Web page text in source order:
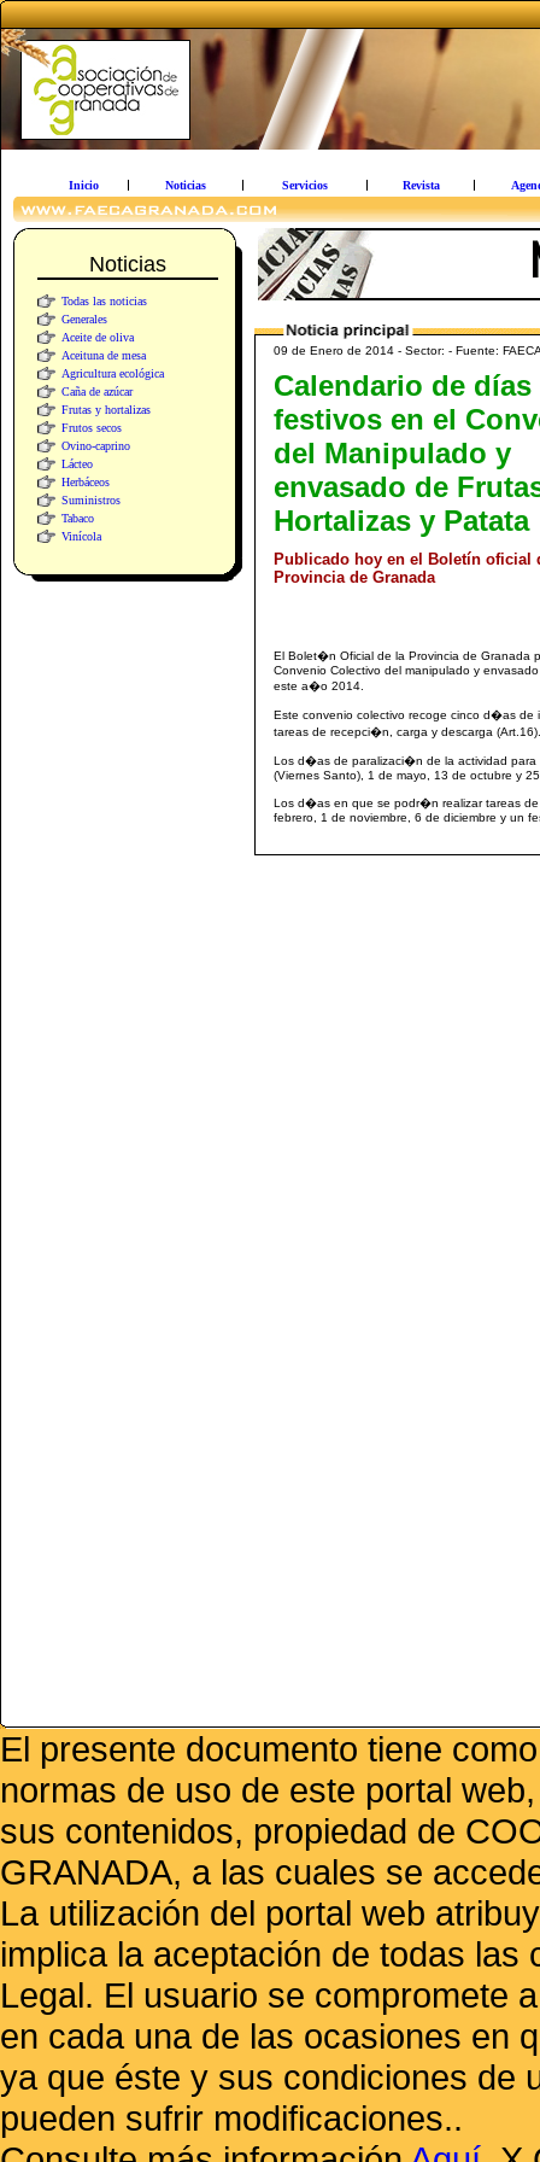
Inicio Noticias Servicios Revista
Noticias
Todas las noticias
Generales
Aceite de oliva
Aceituna de mesa
Agricultura ecológica
Caña de azúcar
Frutas y hortalizas
Frutos secos
Ovino-caprino
Lácteo
Herbáceos
Suministros
Tabaco
Vinícola
09 de Enero de 2014 - Sector: - Fuente:
Calendario de días
festivos en el
del Manipulado y
envasado de
Hortalizas y Patata
Publicado hoy en el Boletín oficial
Provincia de Granada
El Bolet�n Oficial de la Provincia de Granada
Convenio Colectivo del manipulado y
este a�o 2014.
Este convenio colectivo recoge cinco d�as
tareas de recepci�n, carga y descarga (Art.16).
Los d�as de paralizaci�n de la actividad
(Viernes Santo), 1 de mayo, 13 de octubre y
Los d�as en que se podr�n realizar tareas
febrero, 1 de noviembre, 6 de diciembre y un
El presente documento tiene
normas de uso de este portal
sus contenidos, propiedad de
GRANADA, a las cuales se
La utilización del portal web
implica la aceptación de todas
Legal. El usuario se compromete
en cada una de las ocasiones en
ya que éste y sus condiciones de
pueden sufrir modificaciones..